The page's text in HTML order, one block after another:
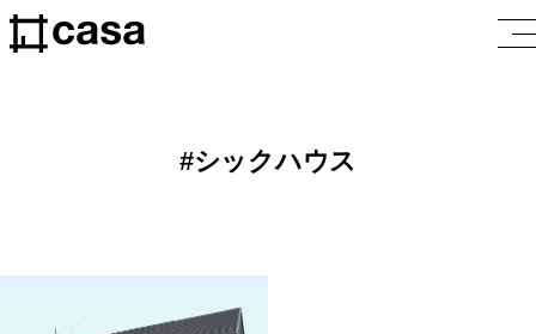
シックハウス